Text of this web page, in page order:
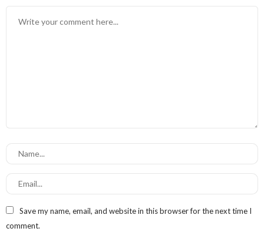
Save my name, email, and website in this browser for the next time I
comment.